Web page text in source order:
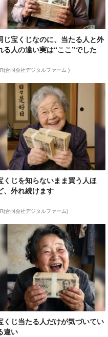
じ宝くじなのに、当たる人と外
る人の違い実は“ここ”でした
合同会社デジタルファーム )
くじを知らないまま買う人ほ
、外れ続けます
合同会社デジタルファーム)
くじ当たる人だけが気づいてい
違い